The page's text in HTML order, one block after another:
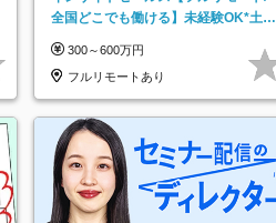
全国どこでも働ける】未経験OK*土日
300～600万円
フルリモートあり